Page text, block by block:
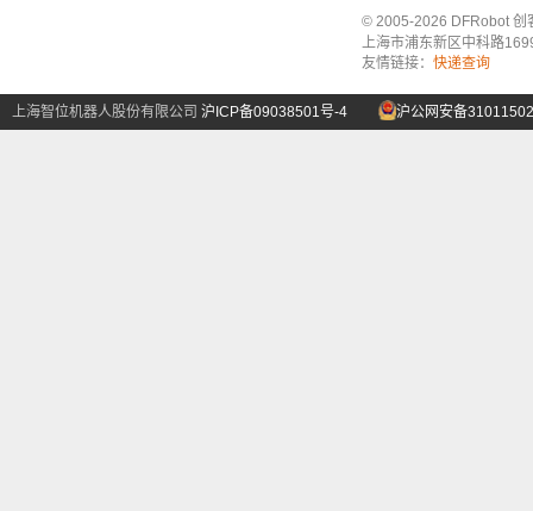
© 2005-2026 DFRobot 创
上海市浦东新区中科路
友情链接： 快递查询
上海智位机器人股份有限公司 沪ICP备09038501号-4 沪公网安备